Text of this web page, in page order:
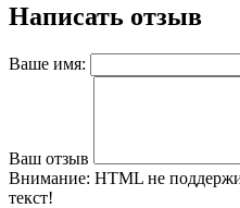
Написать отзыв
Ваше имя:
Ваш отзыв
Внимание: HTML не
текст!